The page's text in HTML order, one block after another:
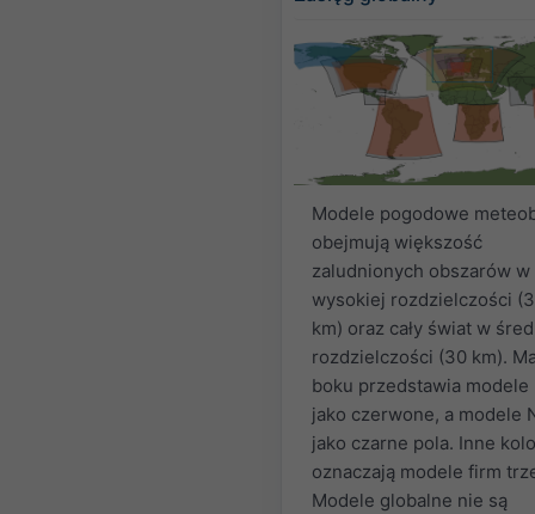
Modele pogodowe
obejmują większość
zaludnionych obszarów w
wysokiej rozdzielczości
km) oraz cały świat w
rozdzielczości (30 km).
boku przedstawia modele
jako czerwone, a modele
jako czarne pola. Inne
oznaczają modele firm
Modele globalne nie są